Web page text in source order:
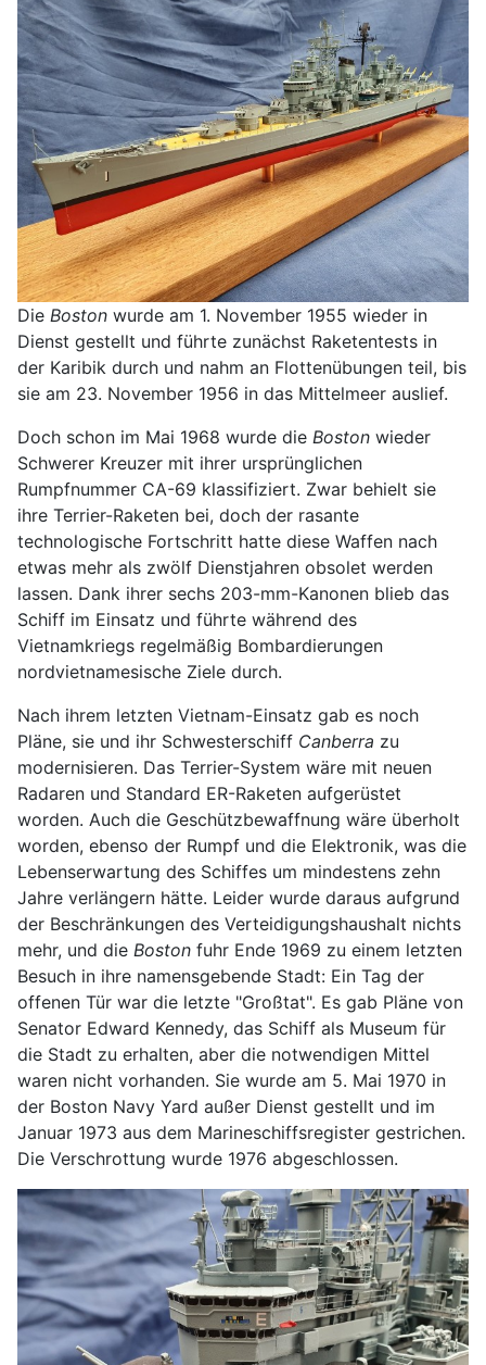
Die Boston wurde am 1. November 1955 wieder in
Dienst gestellt und führte zunächst Raketentests in
der Karibik durch und nahm an Flottenübungen teil, bis
sie am 23. November 1956 in das Mittelmeer auslief.
Doch schon im Mai 1968 wurde die Boston wieder
Schwerer Kreuzer mit ihrer ursprünglichen
Rumpfnummer CA-69 klassifiziert. Zwar behielt sie
ihre Terrier-Raketen bei, doch der rasante
technologische Fortschritt hatte diese Waffen nach
etwas mehr als zwölf Dienstjahren obsolet werden
lassen. Dank ihrer sechs 203-mm-Kanonen blieb das
Schiff im Einsatz und führte während des
Vietnamkriegs regelmäßig Bombardierungen
nordvietnamesische Ziele durch.
Nach ihrem letzten Vietnam-Einsatz gab es noch
Pläne, sie und ihr Schwesterschiff Canberra zu
modernisieren. Das Terrier-System wäre mit neuen
Radaren und Standard ER-Raketen aufgerüstet
worden. Auch die Geschützbewaffnung wäre überholt
worden, ebenso der Rumpf und die Elektronik, was die
Lebenserwartung des Schiffes um mindestens zehn
Jahre verlängern hätte. Leider wurde daraus aufgrund
der Beschränkungen des Verteidigungshaushalt nichts
mehr, und die Boston fuhr Ende 1969 zu einem letzten
Besuch in ihre namensgebende Stadt: Ein Tag der
offenen Tür war die letzte "Großtat". Es gab Pläne von
Senator Edward Kennedy, das Schiff als Museum für
die Stadt zu erhalten, aber die notwendigen Mittel
waren nicht vorhanden. Sie wurde am 5. Mai 1970 in
der Boston Navy Yard außer Dienst gestellt und im
Januar 1973 aus dem Marineschiffsregister gestrichen.
Die Verschrottung wurde 1976 abgeschlossen.